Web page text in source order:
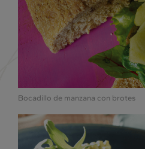
Bocadillo de manzana con brotes